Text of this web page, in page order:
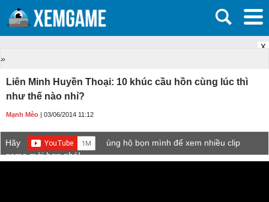
X
»
Liên Minh Huyền Thoại: 10 khúc cầu hồn cùng lúc thì
như thế nào nhỉ?
Mạnh Mèo | 03/06/2014 11:12
Hãy
ủng hộ bọn mình để xem nhiều clip
game mới hơn nhé!